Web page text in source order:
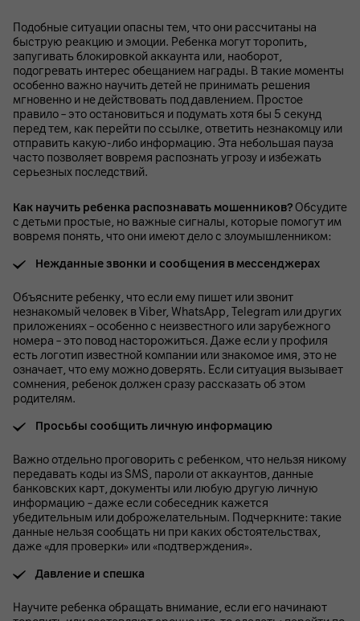
Подобные ситуации опасны тем, что они рассчитаны на
быструю реакцию и эмоции. Ребенка могут торопить,
запугивать блокировкой аккаунта или, наоборот,
подогревать интерес обещанием награды. В такие моменты
особенно важно научить детей не принимать решения
мгновенно и не действовать под давлением. Простое
правило – это остановиться и подумать хотя бы 5 секунд
перед тем, как перейти по ссылке, ответить незнакомцу или
отправить какую-либо информацию. Эта небольшая пауза
часто позволяет вовремя распознать угрозу и избежать
серьезных последствий.
Как научить ребенка распознавать мошенников? Обсудите
с детьми простые, но важные сигналы, которые помогут им
вовремя понять, что они имеют дело с злоумышленником:
Нежданные звонки и сообщения в мессенджерах
Объясните ребенку, что если ему пишет или звонит
незнакомый человек в Viber, WhatsApp, Telegram или других
приложениях – особенно с неизвестного или зарубежного
номера – это повод насторожиться. Даже если у профиля
есть логотип известной компании или знакомое имя, это не
означает, что ему можно доверять. Если ситуация вызывает
сомнения, ребенок должен сразу рассказать об этом
родителям.
Просьбы сообщить личную информацию
Важно отдельно проговорить с ребенком, что нельзя никому
передавать коды из SMS, пароли от аккаунтов, данные
банковских карт, документы или любую другую личную
информацию – даже если собеседник кажется
убедительным или доброжелательным. Подчеркните: такие
данные нельзя сообщать ни при каких обстоятельствах,
даже «для проверки» или «подтверждения».
Давление и спешка
Научите ребенка обращать внимание, если его начинают